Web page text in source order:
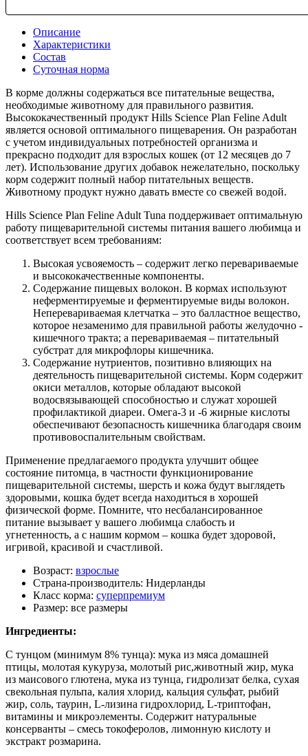
Описание
Характеристики
Состав
Суточная норма
В корме должны содержаться все питательные вещества,
необходимые животному для правильного развития.
Высококачественный продукт Hills Science Plan Feline Adult
является основой оптимального пищеварения. Он разработан
с учетом индивидуальных потребностей организма и
прекрасно подходит для взрослых кошек (от 12 месяцев до 7
лет). Использование других добавок нежелательно, поскольку
корм содержит полный набор питательных веществ.
Животному продукт нужно давать вместе со свежей водой.
Hills Science Plan Feline Adult Tuna поддерживает оптимальную
работу пищеварительной системы питания вашего любимца и
соответствует всем требованиям:
Высокая усвояемость – содержит легко перевариваемые
и высококачественные компоненты.
Содержание пищевых волокон. В кормах используют
неферментируемые и ферментируемые виды волокон.
Неперевариваемая клетчатка – это балластное вещество,
которое незаменимо для правильной работы желудочно -
кишечного тракта; а перевариваемая – питательный
субстрат для микрофлоры кишечника.
Содержание нутриентов, позитивно влияющих на
деятельность пищеварительной системы. Корм содержит
окиси металлов, которые обладают высокой
водосвязывающей способностью и служат хорошей
профилактикой диареи. Омега-3 и -6 жирные кислоты
обеспечивают безопасность кишечника благодаря своим
противовоспалительным свойствам.
Применение предлагаемого продукта улучшит общее
состояние питомца, в частности функционирование
пищеварительной системы, шерсть и кожа будут выглядеть
здоровыми, кошка будет всегда находиться в хорошей
физической форме. Помните, что несбалансированное
питание вызывает у вашего любимца слабость и
угнетенность, а с нашим кормом – кошка будет здоровой,
игривой, красивой и счастливой.
Возраст: взрослые
Страна-производитель: Нидерланды
Класс корма: суперпремиум
Размер: все размеры
Ингредиенты:
С тунцом (минимум 8% тунца): мука из мяса домашней
птицы, молотая кукуруза, молотый рис,животный жир, мука
из маисового глютена, мука из тунца, гидролизат белка, сухая
свекольная пульпа, калия хлорид, кальция сульфат, рыбий
жир, соль, таурин, L-лизина гидрохлорид, L-триптофан,
витамины и микроэлементы. Содержит натуральные
консерванты – смесь токоферолов, лимонную кислоту и
экстракт розмарина.